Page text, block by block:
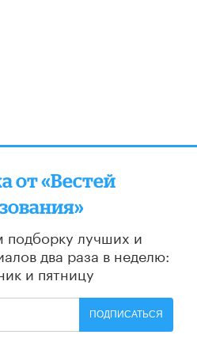
от «Вестей
подборку лучших и
два раза в неделю:
и пятницу
ПОДПИСАТЬСЯ